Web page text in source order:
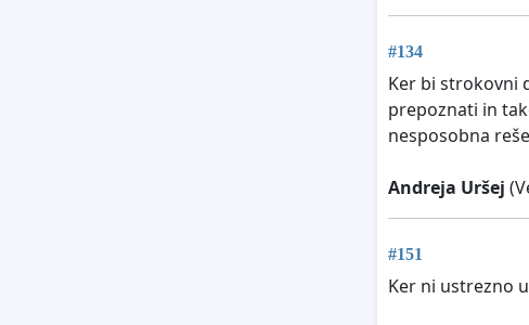
#134
Ker bi strokovni
prepoznati in
nesposobna
Andreja Uršej
#151
Ker ni ustrezno